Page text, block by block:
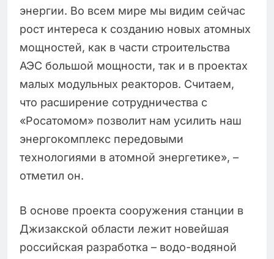
энергии. Во всем мире мы видим сейчас
рост интереса к созданию новых атомных
мощностей, как в части строительства
АЭС большой мощности, так и в проектах
малых модульных реакторов. Считаем,
что расширение сотрудничества с
«Росатомом» позволит нам усилить наш
энергокомплекс передовыми
технологиями в атомной энергетике», –
отметил он.
В основе проекта сооружения станции в
Джизакской области лежит новейшая
российская разработка – водо-водяной